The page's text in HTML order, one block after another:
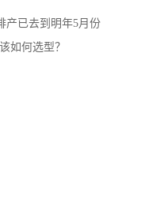
产已去到明年5月份
如何选型？